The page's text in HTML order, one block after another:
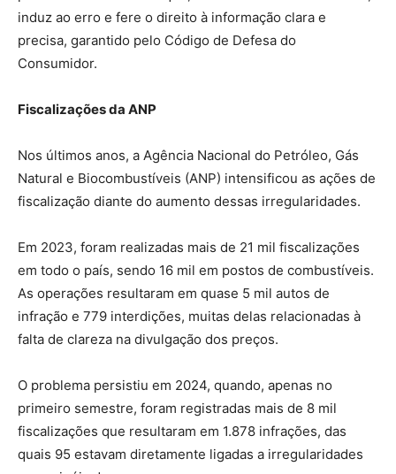
induz ao erro e fere o direito à informação clara e
precisa, garantido pelo Código de Defesa do
Consumidor.
Fiscalizações da ANP
Nos últimos anos, a Agência Nacional do Petróleo, Gás
Natural e Biocombustíveis (ANP) intensificou as ações de
fiscalização diante do aumento dessas irregularidades.
Em 2023, foram realizadas mais de 21 mil fiscalizações
em todo o país, sendo 16 mil em postos de combustíveis.
As operações resultaram em quase 5 mil autos de
infração e 779 interdições, muitas delas relacionadas à
falta de clareza na divulgação dos preços.
O problema persistiu em 2024, quando, apenas no
primeiro semestre, foram registradas mais de 8 mil
fiscalizações que resultaram em 1.878 infrações, das
quais 95 estavam diretamente ligadas a irregularidades